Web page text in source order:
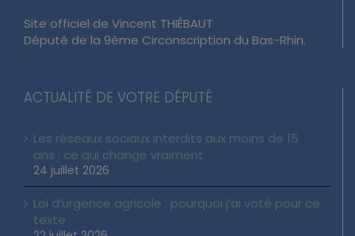
Site officiel de Vincent THIÉBAUT
Les réseaux sociaux interdits aux moins de 15
ans : ce qui change vraiment
24 juillet 2026
Loi d’urgence agricole : pourquoi j’ai voté pour ce